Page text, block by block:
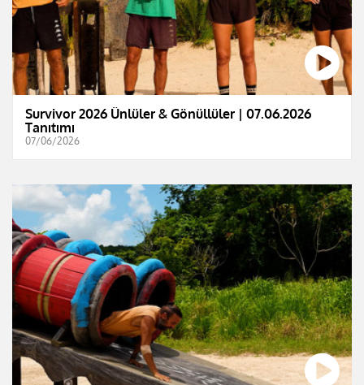
Survivor 2026 Ünlüler & Gönüllüler | 07.06.2026
Tanıtımı
07/06/2026